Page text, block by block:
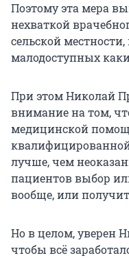
Поэтому эта мера
нехваткой
сельской
малодоступных
При этом Николай
внимание на том,
медицинской
лучше, чем
пациентов выбор
вообще, или
Но в целом, уверен
чтобы всё